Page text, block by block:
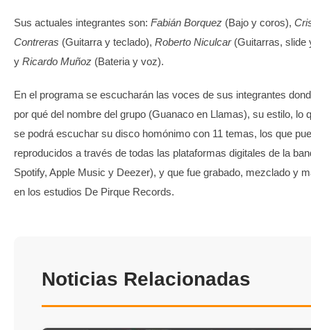
Sus actuales integrantes son: Fabián Borquez (Bajo y coros),
Contreras (Guitarra y teclado), Roberto Niculcar(Guitarras, slide
y Ricardo Muñoz (Bateria y voz).
En el programa se escucharán las voces de sus integrantes
por qué del nombre del grupo (Guanaco en Llamas), su estilo, lo
se podrá escuchar su disco homónimo con 11 temas, los que
reproducidos a través de todas las plataformas digitales de la
Spotify, Apple Music y Deezer), y que fue grabado, mezclado y
en los estudios De Pirque Records.
Noticias Relacionadas